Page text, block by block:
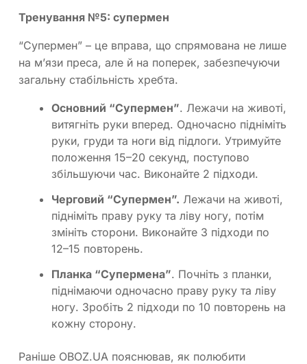
Тренування №5: супермен
“Супермен” – це вправа, що спрямована не лише
на м’язи преса, але й на поперек, забезпечуючи
загальну стабільність хребта.
Основний “Супермен”. Лежачи на животі,
витягніть руки вперед. Одночасно підніміть
руки, груди та ноги від підлоги. Утримуйте
положення 15–20 секунд, поступово
збільшуючи час. Виконайте 2 підходи.
Черговий “Супермен”. Лежачи на животі,
підніміть праву руку та ліву ногу, потім
змініть сторони. Виконайте 3 підходи по
12–15 повторень.
Планка “Супермена”. Почніть з планки,
піднімаючи одночасно праву руку та ліву
ногу. Зробіть 2 підходи по 10 повторень на
кожну сторону.
Раніше OBOZ.UA пояснював, як полюбити